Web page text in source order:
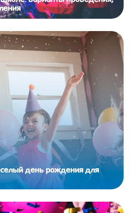
день рождения для